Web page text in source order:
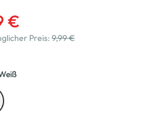
€
Preis: 9,99 €